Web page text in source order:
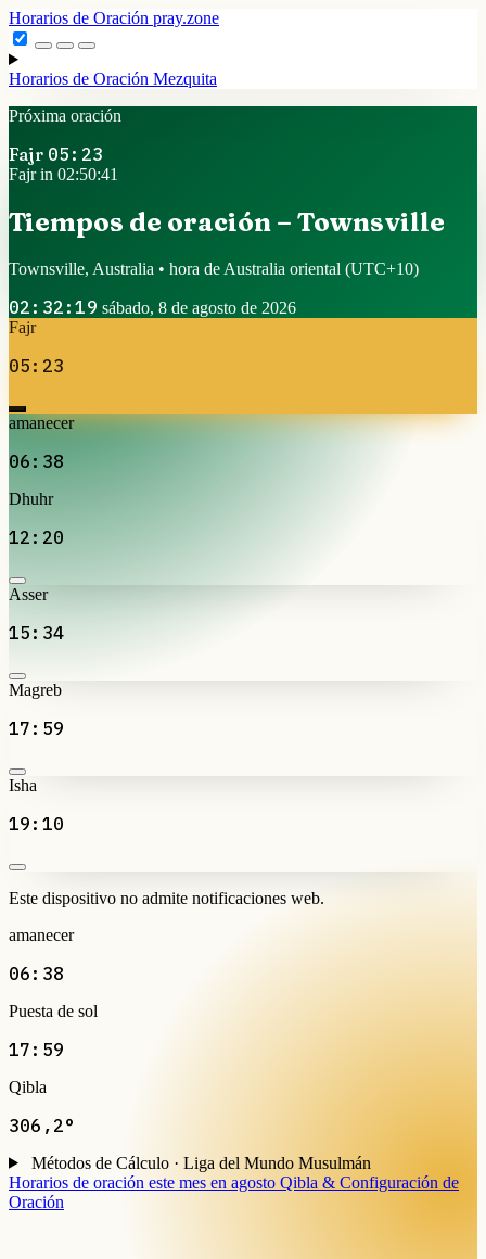
Horarios de Oración pray.zone
Horarios de Oración Mezquita
Próxima oración
Fajr 05:23
Fajr in 02:50:41
Tiempos de oración – Townsville
Townsville, Australia • hora de Australia oriental (UTC+10)
02:32:19 sábado, 8 de agosto de 2026
Fajr
05:23
amanecer
06:38
Dhuhr
12:20
Asser
15:34
Magreb
17:59
Isha
19:10
Este dispositivo no admite notificaciones web.
amanecer
06:38
Puesta de sol
17:59
Qibla
306,2°
Métodos de Cálculo · Liga del Mundo Musulmán
Horarios de oración este mes en agosto Qibla & Configuración de
Oración